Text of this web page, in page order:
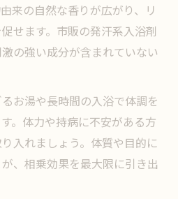
来の自然な香りが広がり、リ
せます。市販の発汗系入浴剤
の強い成分が含まれていない
お湯や長時間の入浴で体調を
。体力や持病に不安がある方
入れましょう。体質や目的に
、相乗効果を最大限に引き出